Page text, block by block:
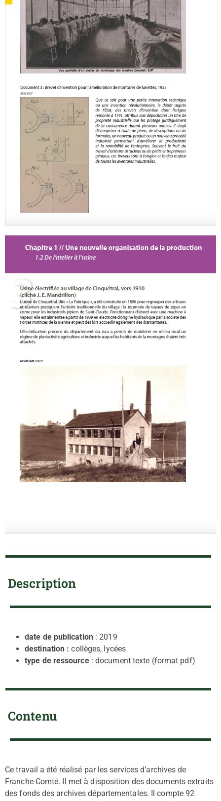
Description
date de publication: 2019
destination :collèges, lycées
type de ressource: document texte (format pdf)
Contenu
Ce travail a été réalisé par les services d’archives de
Franche-Comté. Il met à disposition des documents extraits
des fonds des archives départementales. Il compte 92